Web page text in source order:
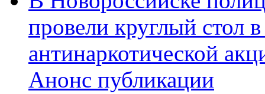
провели круглый стол
антинаркотической
Анонс публикации